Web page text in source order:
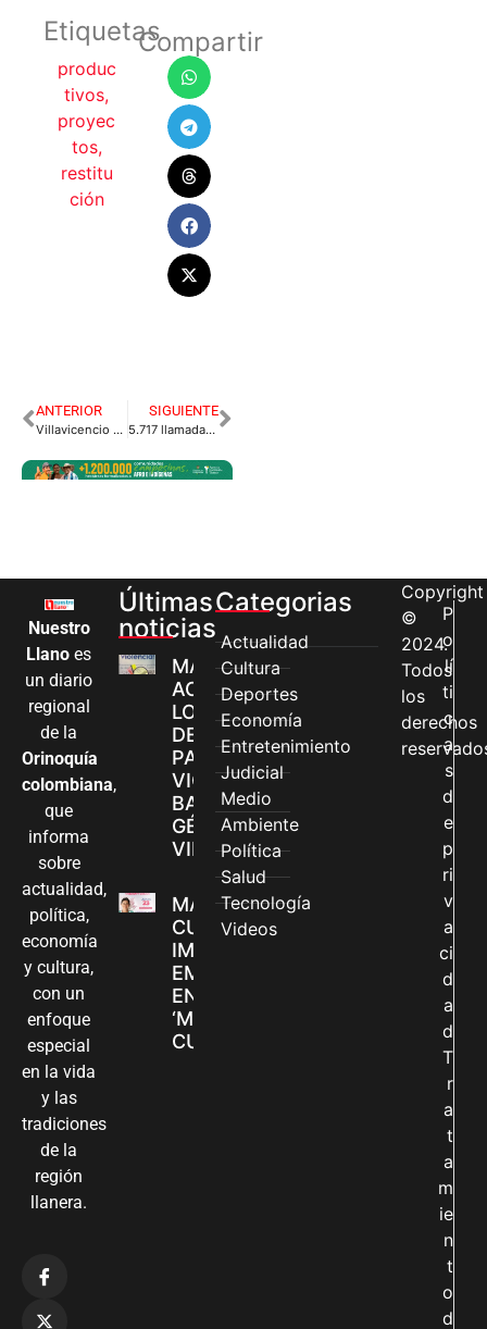
Etiquetas
produc
tivos,
proyec
tos,
restitu
ción
Compartir
ANTERIOR
Villavicencio avanzan con cero quemados por pólvora en temporada decembrina.
SIGUIENTE
5.717 llamadas recibidas en el 123 durante el fin de semana.
Nuestro
Llano es
un diario
regional
de la
Orinoquía
colombiana,
que
informa
sobre
actualidad,
política,
economía
y cultura,
con un
enfoque
especial
en la vida
y las
tradiciones
de la
región
llanera.
Últimas
noticias
MÁS MUJERES
ACCEDEN A
LOS CANALES
DE ATENCIÓN
PARA
VIOLENCIAS
BASADAS EN
GÉNERO EN
VILLAVICENCIO
MADRES
CUIDADORAS
IMPULSAN SUS
EMPRENDIMIENTOS
EN LA FERIA
‘MANOS QUE
CUIDAN Y CREAN’
Categorias
Actualidad
Cultura
Deportes
Economía
Entretenimiento
Judicial
Medio
Ambiente
Política
Salud
Tecnología
Videos
Copyright
©
2024.
Todos
los
derechos
P
o
lí
ti
c
a
s
d
e
p
ri
v
a
ci
d
a
d
T
r
a
t
a
m
ie
n
t
o
d